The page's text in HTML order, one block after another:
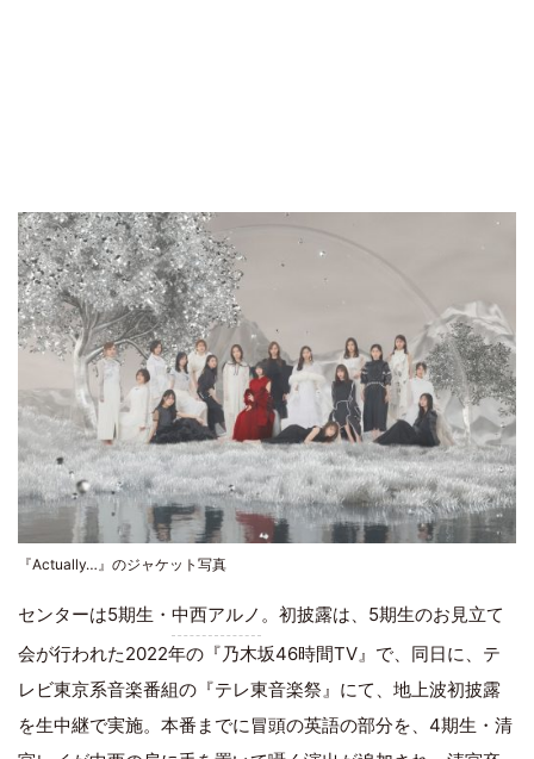
『Actually…』のジャケット写真
センターは5期生・ 中西アルノ 。初披露は、5期生のお見立て
会が行われた2022年の『乃木坂46時間TV』で、同日に、テ
レビ東京系音楽番組の『テレ東音楽祭』にて、地上波初披露
を生中継で実施。本番までに冒頭の英語の部分を、4期生・清